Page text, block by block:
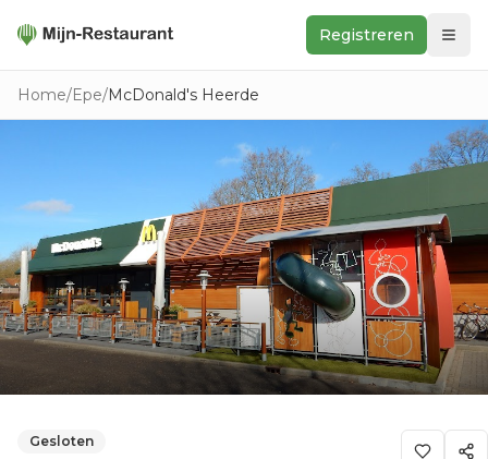
Registreren
Zoeken
Keukens
Foodwall
Reviews
Home/Epe/McDonald's Heerde
Gesloten